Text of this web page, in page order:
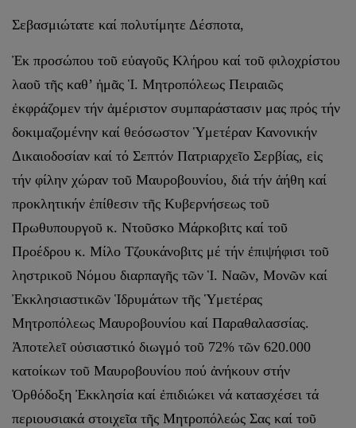
Σεβασμιώτατε καί πολυτίμητε Δέσποτα,
Ἐκ προσώπου τοῦ εὐαγοῦς Κλήρου καί τοῦ φιλοχρίστου
λαοῦ τῆς καθ’ ἡμᾶς Ἱ. Μητροπόλεως Πειραιῶς
ἐκφράζομεν τήν ἀμέριστον συμπαράστασιν μας πρός τήν
δοκιμαζομένην καί θεόσωστον Ὑμετέραν Κανονικήν
Δικαιοδοσίαν καί τό Σεπτόν Πατριαρχεῖο Σερβίας, εἰς
τήν φίλην χώραν τοῦ Μαυροβουνίου, διά τήν ἀήθη καί
προκλητικήν ἐπίθεσιν τῆς Κυβερνήσεως τοῦ
Πρωθυπουργοῦ κ. Ντοῦσκο Μάρκοβιτς καί τοῦ
Προέδρου κ. Μίλο Τζουκάνοβιτς μέ τήν ἐπιψήφισι τοῦ
ληστρικοῦ Νόμου διαρπαγῆς τῶν Ἱ. Ναῶν, Μονῶν καί
Ἐκκλησιαστικῶν Ἱδρυμάτων τῆς Ὑμετέρας
Μητροπόλεως Μαυροβουνίου καί Παραθαλασσίας.
Ἀποτελεῖ οὐσιαστικό διωγμό τοῦ 72% τῶν 620.000
κατοίκων τοῦ Μαυροβουνίου πού ἀνήκουν στήν
Ὀρθόδοξη Ἐκκλησία καί ἐπιδιώκει νά κατασχέσει τά
περιουσιακά στοιχεῖα τῆς Μητροπόλεώς Σας καί τοῦ